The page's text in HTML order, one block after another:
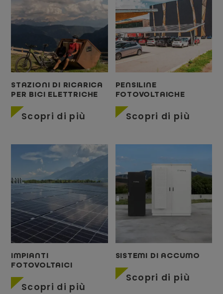
STAZIONI DI RICARICA
PER BICI ELETTRICHE
Scopri di più
PENSILINE
FOTOVOLTAICHE
Scopri di più
IMPIANTI
FOTOVOLTAICI
Scopri di più
SISTEMI DI ACCUMO
Scopri di più